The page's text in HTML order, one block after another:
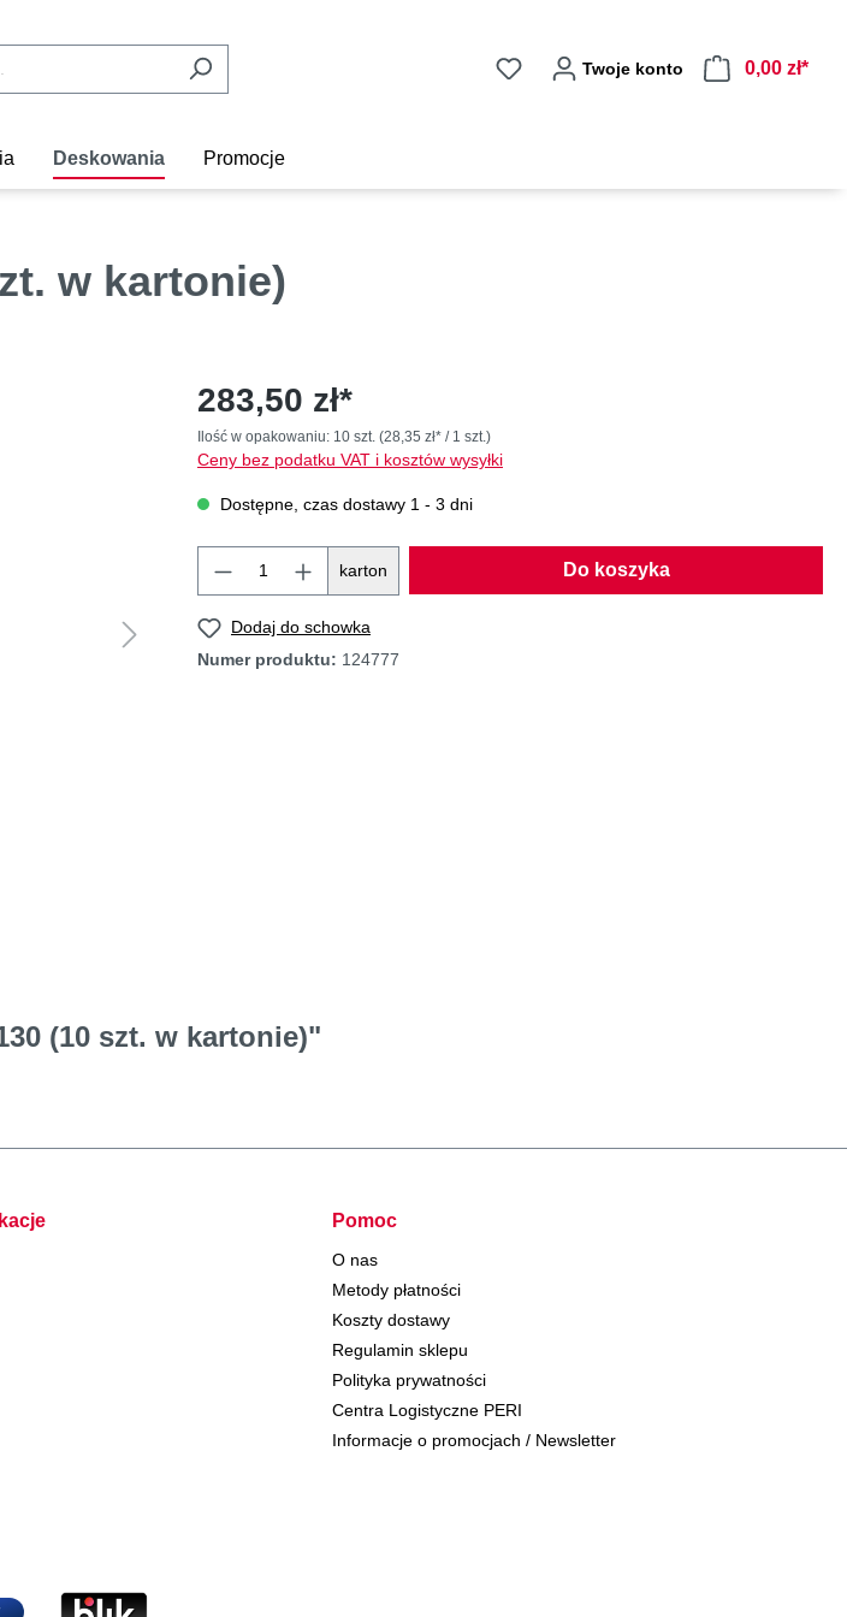
Twoje konto 0,00 zł*
Deskowania Promocje
w kartonie)
283,50 zł*
Ilość w opakowaniu: 10 szt. (28,35 zł* / 1 szt.)
Ceny bez podatku VAT i kosztów wysyłki
Dostępne, czas dostawy 1 - 3 dni
karton Do koszyka
Dodaj do schowka
Numer produktu: 124777
(10 szt. w kartonie)"
Pomoc
O nas
Metody płatności
Koszty dostawy
Regulamin sklepu
Polityka prywatności
Centra Logistyczne PERI
Informacje o promocjach / Newsletter